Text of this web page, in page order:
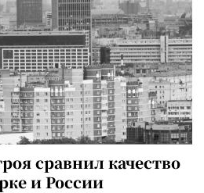
сравнил качество
и России